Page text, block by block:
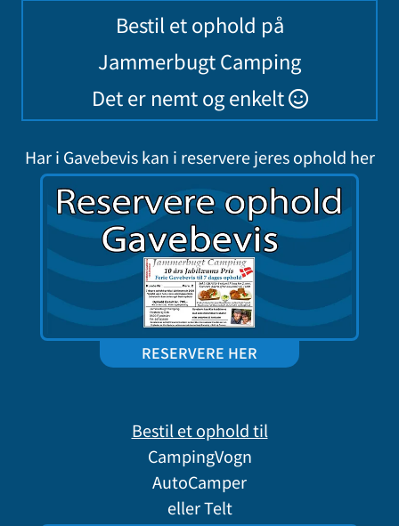
Bestil et ophold på
Jammerbugt Camping
Det er nemt og enkelt 
Har i Gavebevis kan i reservere jeres ophold her
RESERVERE HER
Bestil et ophold til
CampingVogn
AutoCamper
eller Telt